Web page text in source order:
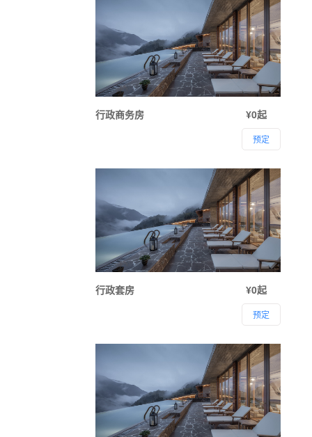
行政商务房 ¥0起
预定
行政套房 ¥0起
预定